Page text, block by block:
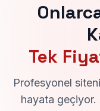
Tek
Profesyonel
hayata geçiyor.